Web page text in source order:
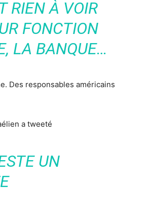
RIEN À VOIR
FONCTION
LA BANQUE…
Des responsables américains
a tweeté
UN